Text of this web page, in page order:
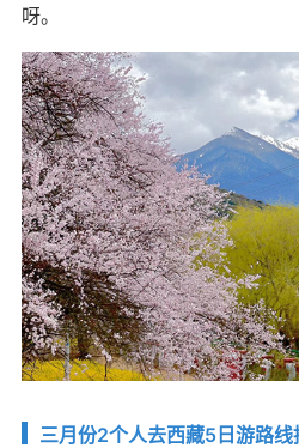
呀。
三月份2个人去西藏5日游路线